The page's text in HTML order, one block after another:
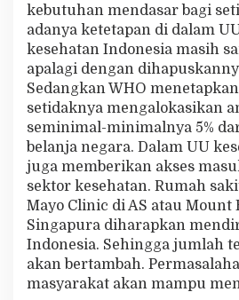
kebutuhan mendasar bagi
adanya ketetapan di dalam
kesehatan Indonesia masih
apalagi dengan
Sedangkan WHO
setidaknya mengalokasikan
seminimal-minimalnya 5%
belanja negara. Dalam UU
juga memberikan akses
sektor kesehatan. Rumah
Mayo Clinic di AS atau Mount
Singapura diharapkan
Indonesia. Sehingga jumlah
akan bertambah.
masyarakat akan mampu